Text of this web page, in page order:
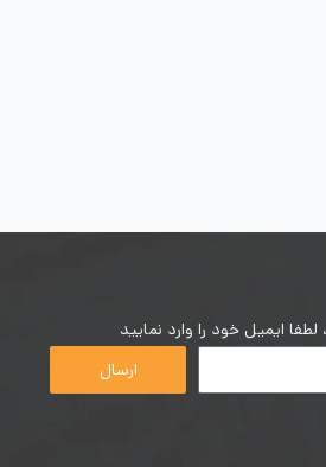
ایمیل خود را وارد نمایید
ارسال